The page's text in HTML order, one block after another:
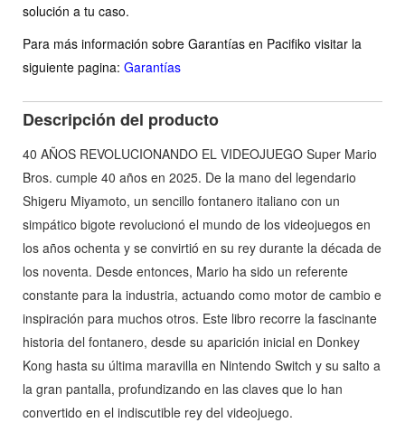
solución a tu caso.
Para más información sobre Garantías en Pacifiko visitar la
siguiente pagina: Garantías
Descripción del producto
40 AÑOS REVOLUCIONANDO EL VIDEOJUEGO Super Mario
Bros. cumple 40 años en 2025. De la mano del legendario
Shigeru Miyamoto, un sencillo fontanero italiano con un
simpático bigote revolucionó el mundo de los videojuegos en
los años ochenta y se convirtió en su rey durante la década de
los noventa. Desde entonces, Mario ha sido un referente
constante para la industria, actuando como motor de cambio e
inspiración para muchos otros. Este libro recorre la fascinante
historia del fontanero, desde su aparición inicial en Donkey
Kong hasta su última maravilla en Nintendo Switch y su salto a
la gran pantalla, profundizando en las claves que lo han
convertido en el indiscutible rey del videojuego.